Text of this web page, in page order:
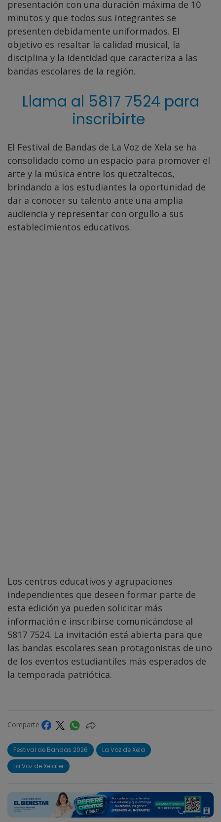
presentación con una duración máxima de 10
minutos y que todos sus integrantes se
presenten debidamente uniformados. El
objetivo es resaltar la calidad musical, la
disciplina y la identidad que caracteriza a las
bandas escolares de la región.
Llama al 5817 7524 para
inscribirte
El Festival de Bandas de La Voz de Xela se ha
consolidado como un espacio para promover el
arte y la música entre los quetzaltecos,
brindando a los estudiantes la oportunidad de
dar a conocer su talento ante una amplia
audiencia y representar con orgullo a sus
establecimientos educativos.
Los centros educativos y agrupaciones
independientes que deseen formar parte de
esta edición ya pueden solicitar más
información e inscribirse comunicándose al
5817 7524. La invitación está abierta para que
las bandas escolares sean protagonistas de uno
de los eventos estudiantiles más esperados de
la temporada patriótica.
Comparte
Festival de Bandas 2026
La Voz de Xela
La Voz de Xelafer